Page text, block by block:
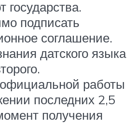
государства.
подписать
соглашение.
датского языка
работы
последних 2,5
получения